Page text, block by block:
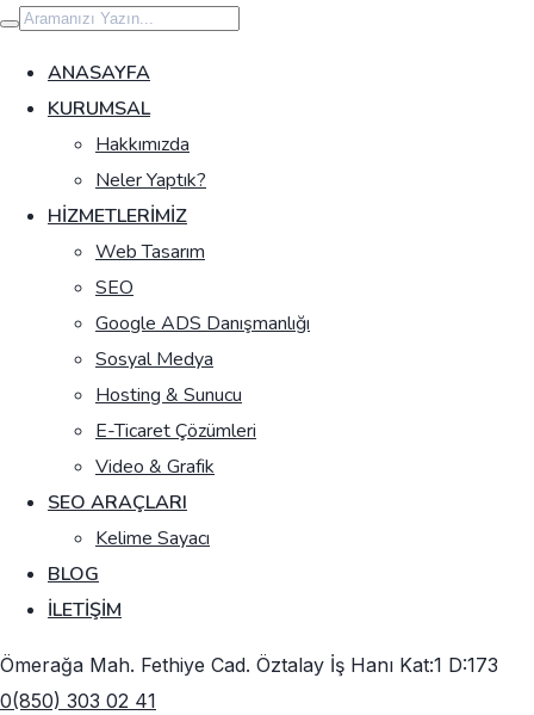
İçeriğe
geç
ANASAYFA
KURUMSAL
Hakkımızda
Neler Yaptık?
HIZMETLERIMIZ
Web Tasarım
SEO
Google ADS Danışmanlığı
Sosyal Medya
Hosting & Sunucu
E-Ticaret Çözümleri
Video & Grafik
SEO ARAÇLARI
Kelime Sayacı
BLOG
İLETIŞIM
Ömerağa Mah. Fethiye Cad. Öztalay İş Hanı Kat:1 D:173
0(850) 303 02 41